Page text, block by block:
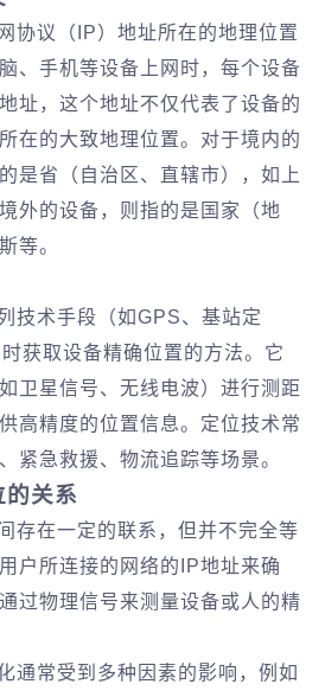
协议（IP）地址所在的地理位置
、手机等设备上网时，每个设备
址，这个地址不仅代表了设备的
在的大致地理位置。对于境内的
是省（自治区、直辖市），如上
外的设备，则指的是国家（地
等‌。
技术手段（如GPS、基站定
获取设备精确位置的方法。它
卫星信号、无线电波）进行测距
高精度的位置信息。定位技术常
紧急救援、物流追踪等场景‌。
关系‌
存在一定的联系，但并不完全等
户所连接的网络的IP地址来确
过物理信号来测量设备或人的精
通常受到多种因素的影响，例如